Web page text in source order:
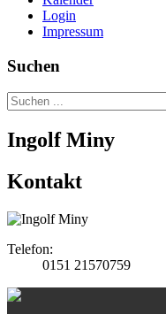
Login
Impressum
Suchen
Ingolf Miny
Kontakt
Telefon:
0151 21570759